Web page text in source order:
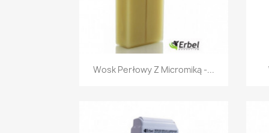
Szybki podgląd
Wosk Perłowy Z Micromiką -...